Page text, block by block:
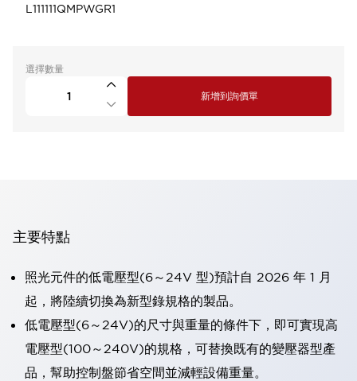
L111111QMPWGR1
選擇數量
新增到詢價單
主要特點
照光元件的低電壓型(6～24V 型)預計自 2026 年 1 月
起，將陸續切換為新型錄規格的製品。
低電壓型(6～24V)的尺寸與重量的條件下，即可實現高
電壓型(100～240V)的規格，可替換既有的變壓器型產
品，幫助控制盤節省空間並減輕設備重量。